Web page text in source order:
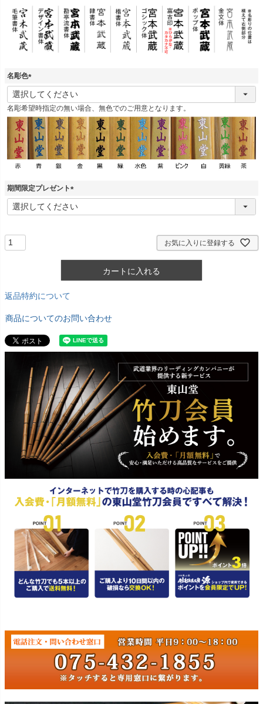
名彫色
(
必
須
名彫希望時指定の無い場合、無色でのご用意となります。
期間限定プレゼント
(
必
お気に入りに登録する
カートに入れる
返品特約について
商品についてのお問い合わせ